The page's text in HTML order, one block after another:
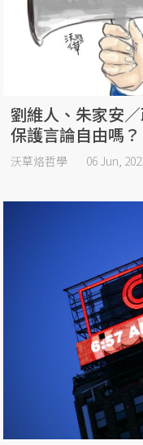
劉維人、朱家安
保護言論自由嗎？
沃草烙哲學 06 Jun,